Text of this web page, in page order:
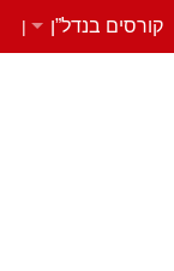
קורסים בנדל”ן |